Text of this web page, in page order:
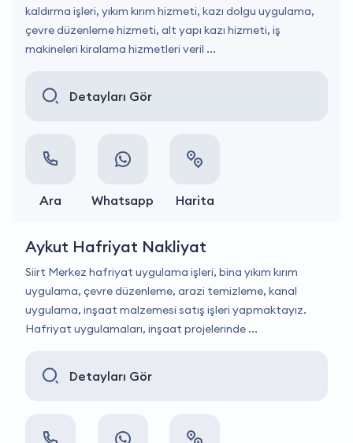
kaldırma işleri, yıkım kırım hizmeti, kazı dolgu uygulama,
çevre düzenleme hizmeti, alt yapı kazı hizmeti, iş
makineleri kiralama hizmetleri veril ...
Detayları Gör
Ara Whatsapp Harita
Aykut Hafriyat Nakliyat
Siirt Merkez hafriyat uygulama işleri, bina yıkım kırım
uygulama, çevre düzenleme, arazi temizleme, kanal
uygulama, inşaat malzemesi satış işleri yapmaktayız.
Hafriyat uygulamaları, inşaat projelerinde ...
Detayları Gör